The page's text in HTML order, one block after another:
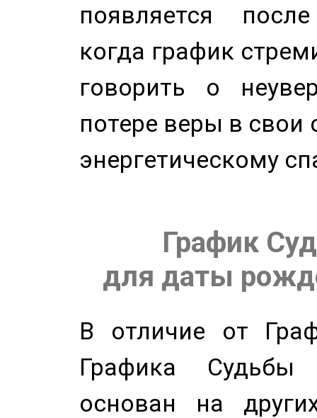
появляется
когда график
говорить о
потере веры в свои
энергетическому
График
для даты
В отличие от
Графика
основан на